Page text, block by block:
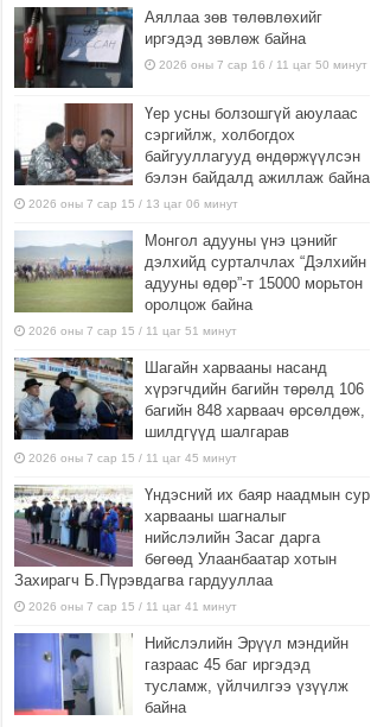
Аяллаа зөв төлөвлөхийг
иргэдэд зөвлөж байна
2026 оны 7 сар 16 / 11 цаг 50 минут
Үер усны болзошгүй аюулаас
сэргийлж, холбогдох
байгууллагууд өндөржүүлсэн
бэлэн байдалд ажиллаж байна
2026 оны 7 сар 15 / 13 цаг 06 минут
Монгол адууны үнэ цэнийг
дэлхийд сурталчлах “Дэлхийн
адууны өдөр”-т 15000 морьтон
оролцож байна
2026 оны 7 сар 15 / 11 цаг 51 минут
Шагайн харвааны насанд
хүрэгчдийн багийн төрөлд 106
багийн 848 харваач өрсөлдөж,
шилдгүүд шалгарав
2026 оны 7 сар 15 / 11 цаг 45 минут
Үндэсний их баяр наадмын сур
харвааны шагналыг
нийслэлийн Засаг дарга
бөгөөд Улаанбаатар хотын
Захирагч Б.Пүрэвдагва гардууллаа
2026 оны 7 сар 15 / 11 цаг 41 минут
Нийслэлийн Эрүүл мэндийн
газраас 45 баг иргэдэд
тусламж, үйлчилгээ үзүүлж
байна